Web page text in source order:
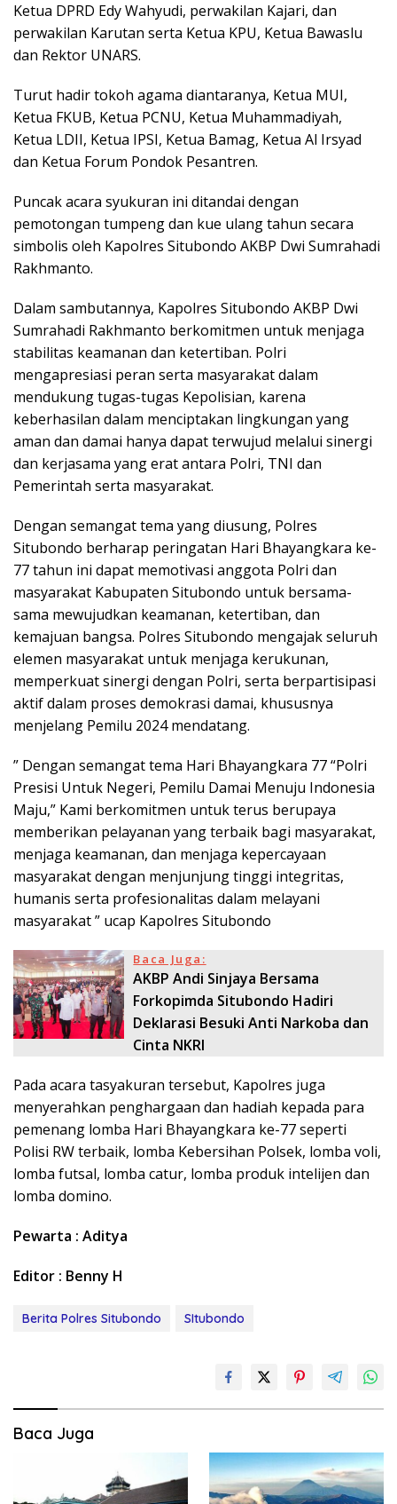
Ketua DPRD Edy Wahyudi, perwakilan Kajari, dan
perwakilan Karutan serta Ketua KPU, Ketua Bawaslu
dan Rektor UNARS.
Turut hadir tokoh agama diantaranya, Ketua MUI,
Ketua FKUB, Ketua PCNU, Ketua Muhammadiyah,
Ketua LDII, Ketua IPSI, Ketua Bamag, Ketua Al Irsyad
dan Ketua Forum Pondok Pesantren.
Puncak acara syukuran ini ditandai dengan
pemotongan tumpeng dan kue ulang tahun secara
simbolis oleh Kapolres Situbondo AKBP Dwi Sumrahadi
Rakhmanto.
Dalam sambutannya, Kapolres Situbondo AKBP Dwi
Sumrahadi Rakhmanto berkomitmen untuk menjaga
stabilitas keamanan dan ketertiban. Polri
mengapresiasi peran serta masyarakat dalam
mendukung tugas-tugas Kepolisian, karena
keberhasilan dalam menciptakan lingkungan yang
aman dan damai hanya dapat terwujud melalui sinergi
dan kerjasama yang erat antara Polri, TNI dan
Pemerintah serta masyarakat.
Dengan semangat tema yang diusung, Polres
Situbondo berharap peringatan Hari Bhayangkara ke-
77 tahun ini dapat memotivasi anggota Polri dan
masyarakat Kabupaten Situbondo untuk bersama-
sama mewujudkan keamanan, ketertiban, dan
kemajuan bangsa. Polres Situbondo mengajak seluruh
elemen masyarakat untuk menjaga kerukunan,
memperkuat sinergi dengan Polri, serta berpartisipasi
aktif dalam proses demokrasi damai, khususnya
menjelang Pemilu 2024 mendatang.
” Dengan semangat tema Hari Bhayangkara 77 “Polri
Presisi Untuk Negeri, Pemilu Damai Menuju Indonesia
Maju,” Kami berkomitmen untuk terus berupaya
memberikan pelayanan yang terbaik bagi masyarakat,
menjaga keamanan, dan menjaga kepercayaan
masyarakat dengan menjunjung tinggi integritas,
humanis serta profesionalitas dalam melayani
masyarakat ” ucap Kapolres Situbondo
Baca Juga:
AKBP Andi Sinjaya Bersama
Forkopimda Situbondo Hadiri
Deklarasi Besuki Anti Narkoba dan
Cinta NKRI
Pada acara tasyakuran tersebut, Kapolres juga
menyerahkan penghargaan dan hadiah kepada para
pemenang lomba Hari Bhayangkara ke-77 seperti
Polisi RW terbaik, lomba Kebersihan Polsek, lomba voli,
lomba futsal, lomba catur, lomba produk intelijen dan
lomba domino.
Pewarta : Aditya
Editor : Benny H
Berita Polres Situbondo SItubondo
Baca Juga